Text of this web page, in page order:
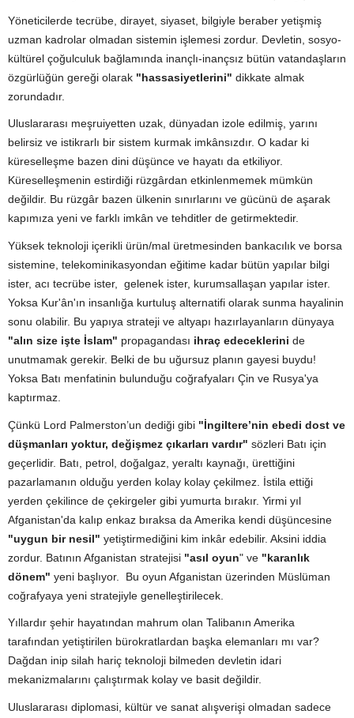
Yöneticilerde tecrübe, dirayet, siyaset, bilgiyle beraber yetişmiş
uzman kadrolar olmadan sistemin işlemesi zordur. Devletin, sosyo-
kültürel çoğulculuk bağlamında inançlı-inançsız bütün vatandaşların
özgürlüğün gereği olarak "hassasiyetlerini" dikkate almak
zorundadır.
Uluslararası meşruiyetten uzak, dünyadan izole edilmiş, yarını
belirsiz ve istikrarlı bir sistem kurmak imkânsızdır. O kadar ki
küreselleşme bazen dini düşünce ve hayatı da etkiliyor.
Küreselleşmenin estirdiği rüzgârdan etkinlenmemek mümkün
değildir. Bu rüzgâr bazen ülkenin sınırlarını ve gücünü de aşarak
kapımıza yeni ve farklı imkân ve tehditler de getirmektedir.
Yüksek teknoloji içerikli ürün/mal üretmesinden bankacılık ve borsa
sistemine, telekominikasyondan eğitime kadar bütün yapılar bilgi
ister, acı tecrübe ister, gelenek ister, kurumsallaşan yapılar ister.
Yoksa Kur'ân'ın insanlığa kurtuluş alternatifi olarak sunma hayalinin
sonu olabilir. Bu yapıya strateji ve altyapı hazırlayanların dünyaya
"alın size işte İslam" propagandası ihraç edeceklerini de
unutmamak gerekir. Belki de bu uğursuz planın gayesi buydu!
Yoksa Batı menfatinin bulunduğu coğrafyaları Çin ve Rusya'ya
kaptırmaz.
Çünkü Lord Palmerston’un dediği gibi "İngiltere’nin ebedi dost ve
düşmanları yoktur, değişmez çıkarları vardır" sözleri Batı için
geçerlidir. Batı, petrol, doğalgaz, yeraltı kaynağı, ürettiğini
pazarlamanın olduğu yerden kolay kolay çekilmez. İstila ettiği
yerden çekilince de çekirgeler gibi yumurta bırakır. Yirmi yıl
Afganistan'da kalıp enkaz bıraksa da Amerika kendi düşüncesine
"uygun bir nesil" yetiştirmediğini kim inkâr edebilir. Aksini iddia
zordur. Batının Afganistan stratejisi "asıl oyun" ve "karanlık
dönem" yeni başlıyor. Bu oyun Afganistan üzerinden Müslüman
coğrafyaya yeni stratejiyle genelleştirilecek.
Yıllardır şehir hayatından mahrum olan Talibanın Amerika
tarafından yetiştirilen bürokratlardan başka elemanları mı var?
Dağdan inip silah hariç teknoloji bilmeden devletin idari
mekanizmalarını çalıştırmak kolay ve basit değildir.
Uluslararası diplomasi, kültür ve sanat alışverişi olmadan sadece